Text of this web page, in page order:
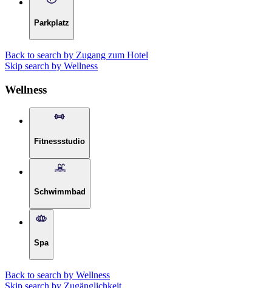
Parkplatz
Back to search by Zugang zum Hotel
Skip search by Wellness
Wellness
Fitnessstudio
Schwimmbad
Spa
Back to search by Wellness
Skip search by Zugänglichkeit